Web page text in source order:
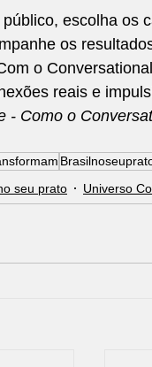
escolha os
os
o
reais e
- Como o
seu prato
Universo